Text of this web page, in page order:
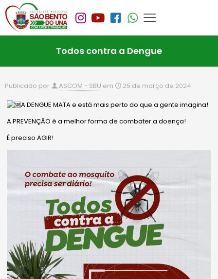
Todos contra a Dengue
Publicado por ASCOM - SBU em 25 de março de 2024
A DENGUE MATA e está mais perto do que a gente imagina!
A PREVENÇÃO é a melhor forma de combater a doença!
É preciso AGIR!